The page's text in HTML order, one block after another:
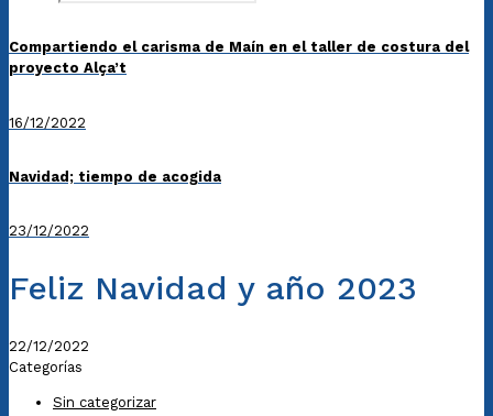
Compartiendo el carisma de Maín en el taller de costura del
proyecto Alça’t
16/12/2022
Navidad; tiempo de acogida
23/12/2022
Feliz Navidad y año 2023
22/12/2022
Categorías
Sin categorizar